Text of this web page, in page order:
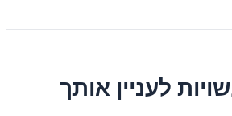
לעניין אותך